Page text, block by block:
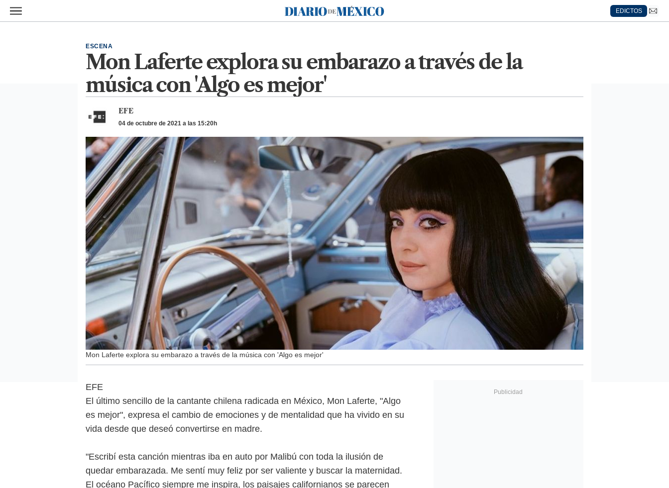
Ir al contenido principal
Diario de México
EDICTOS
Mon Laferte explora su embarazo a través de la
música con 'Algo es mejor'
ESCENA
EFE
04 de octubre de 2021 a las 15:20h
Mon Laferte explora su embarazo a través de la música con 'Algo es mejor'
EFE
El último sencillo de la cantante chilena radicada en México, Mon Laferte, "Algo
es mejor", expresa el cambio de emociones y de mentalidad que ha vivido en su
vida desde que deseó convertirse en madre.
"Escribí esta canción mientras iba en auto por Malibú con toda la ilusión de
quedar embarazada. Me sentí muy feliz por ser valiente y buscar la maternidad.
El océano Pacífico siempre me inspira, los paisajes californianos se parecen